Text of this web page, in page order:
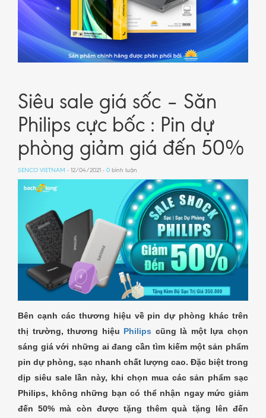
Siêu sale giá sốc – Săn
Philips cực bốc : Pin dự
phòng giảm giá đến 50%
SENCO VIETNAM - 12/04/2021 - 0 bình luận
Bên cạnh các thương hiệu về pin dự phòng khác trên
thị trường, thương hiệu Philips cũng là một lựa chọn
sáng giá với những ai đang cần tìm kiếm một sản phẩm
pin dự phòng, sạc nhanh chất lượng cao. Đặc biệt trong
dịp siêu sale lần này, khi chọn mua các sản phẩm sạc
Philips, không những bạn có thể nhận ngay mức giảm
đến 50% mà còn được tặng thêm quà tặng lên đến